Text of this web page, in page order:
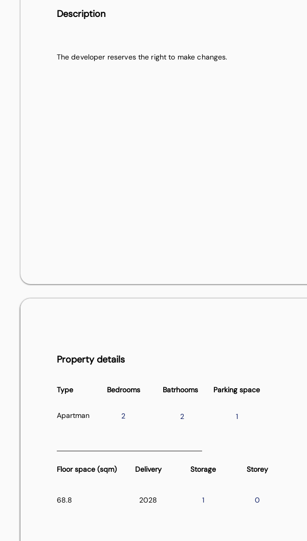
Description
The developer reserves the right to make changes.
Property details
Type Bedrooms
Apartman 2
Batrhooms
2
Parking space
1
Floor space (sqm) Delivery Storage
68.8 2028 1
Storey
0